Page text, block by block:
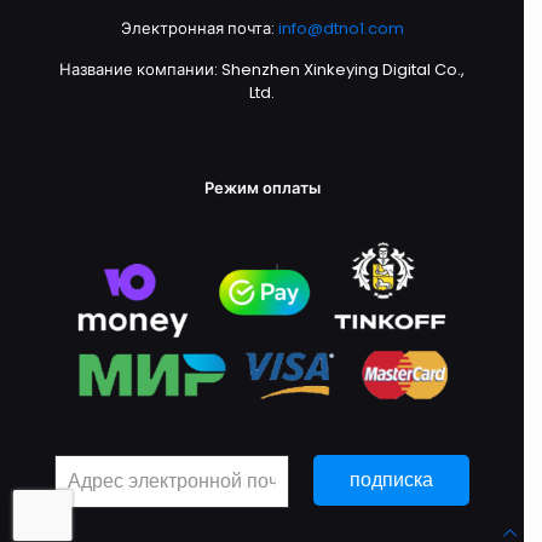
Электронная почта: info@dtno1.com
Название компании: Shenzhen Xinkeying Digital Co.,
Ltd.
Режим оплаты